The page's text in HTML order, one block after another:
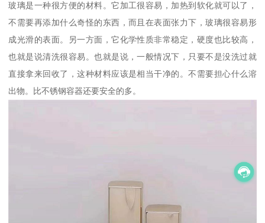
玻璃是一种很方便的材料。它加工很容易，加热到软化就可以了，
不需要再添加什么奇怪的东西，而且在表面张力下，玻璃很容易形
成光滑的表面。另一方面，它化学性质非常稳定，硬度也比较高，
也就是说清洗很容易。也就是说，一般情况下，只要不是没洗过就
直接拿来回收了，这种材料应该是相当干净的。不需要担心什么溶
出物。比不锈钢容器还要安全的多。